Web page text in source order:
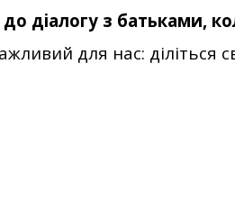
діалогу з батьками,
для нас: діліться